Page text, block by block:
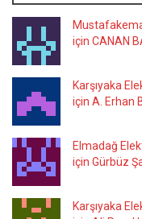
için CANAN
Karşıyaka
için A. Erhan
Elmadağ
için Gürbüz
Karşıyaka